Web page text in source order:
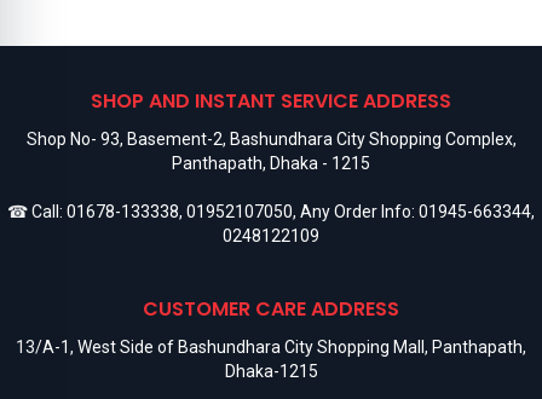
SHOP AND INSTANT SERVICE ADDRESS
Shop No- 93, Basement-2, Bashundhara City Shopping Complex,
Panthapath, Dhaka - 1215
☎ Call: 01678-133338, 01952107050, Any Order Info: 01945-663344,
0248122109
CUSTOMER CARE ADDRESS
13/A-1, West Side of Bashundhara City Shopping Mall, Panthapath,
Dhaka-1215